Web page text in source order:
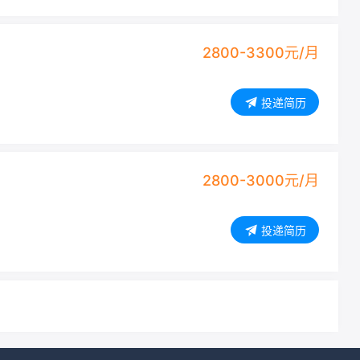
2800-3300元/月
投递简历
2800-3000元/月
投递简历